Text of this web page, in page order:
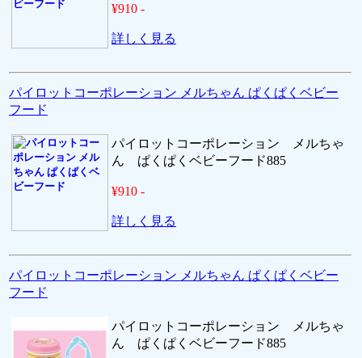
¥910 -
詳しく見る
パイロットコーポレーション メルちゃん ぱくぱくベビー
フード
パイロットコーポレーション メルちゃ
ん ぱくぱくベビーフード885
¥910 -
詳しく見る
パイロットコーポレーション メルちゃん ぱくぱくベビー
フード
パイロットコーポレーション メルちゃ
ん ぱくぱくベビーフード885